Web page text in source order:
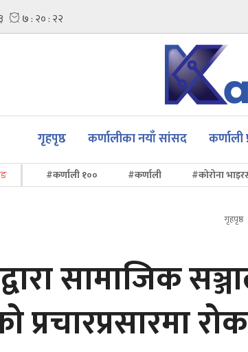
गृहपृष्ठ कर्णालीका नयाँ सांसद कर्णाली
#कर्णाली १०० #कर्णाली #कोरोना
गृहपृष्ठ
सामाजिक
प्रचारप्रसारमा रोक